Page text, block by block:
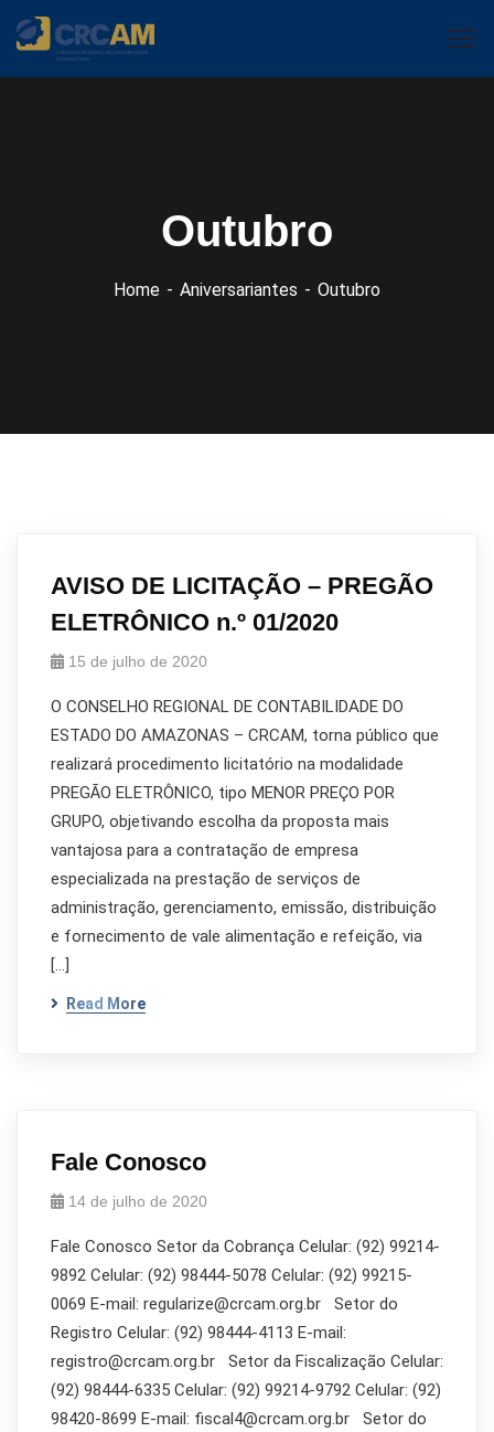
Outubro
Home Aniversariantes Outubro
AVISO DE LICITAÇÃO – PREGÃO
ELETRÔNICO n.º 01/2020
15 de julho de 2020
O CONSELHO REGIONAL DE CONTABILIDADE DO
ESTADO DO AMAZONAS – CRCAM, torna público que
realizará procedimento licitatório na modalidade
PREGÃO ELETRÔNICO, tipo MENOR PREÇO POR
GRUPO, objetivando escolha da proposta mais
vantajosa para a contratação de empresa
especializada na prestação de serviços de
administração, gerenciamento, emissão, distribuição
e fornecimento de vale alimentação e refeição, via
[…]
Read More
Fale Conosco
14 de julho de 2020
Fale Conosco Setor da Cobrança Celular: (92) 99214-
9892 Celular: (92) 98444-5078 Celular: (92) 99215-
0069 E-mail: regularize@crcam.org.br Setor do
Registro Celular: (92) 98444-4113 E-mail:
registro@crcam.org.br Setor da Fiscalização Celular:
(92) 98444-6335 Celular: (92) 99214-9792 Celular: (92)
98420-8699 E-mail: fiscal4@crcam.org.br Setor do